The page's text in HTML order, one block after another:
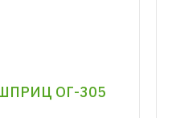
ОГ-305